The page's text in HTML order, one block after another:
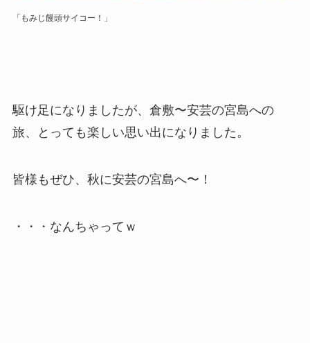
「もみじ饅頭サイコー！」
駆け足になりましたが、倉敷〜安芸の宮島への
旅、とっても楽しい思い出になりました。
皆様もぜひ、秋に安芸の宮島へ〜！
・・・なんちゃってｗ